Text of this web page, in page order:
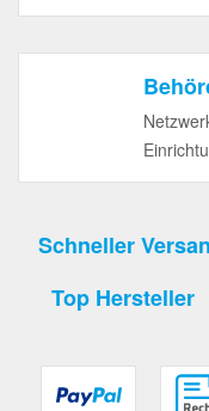
Schneller
Top Hersteller